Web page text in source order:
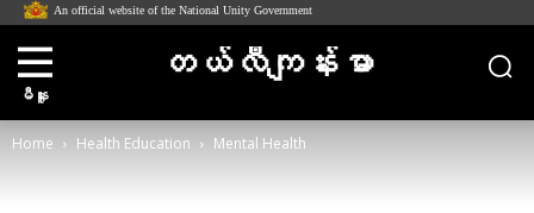
An official website of the National Unity Government
မီနူး
တယ်လီကျန်းမာ
Home Health Education Mental Health